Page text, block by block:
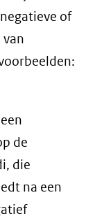
of
de
die
na een